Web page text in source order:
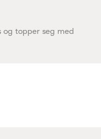
og topper seg med